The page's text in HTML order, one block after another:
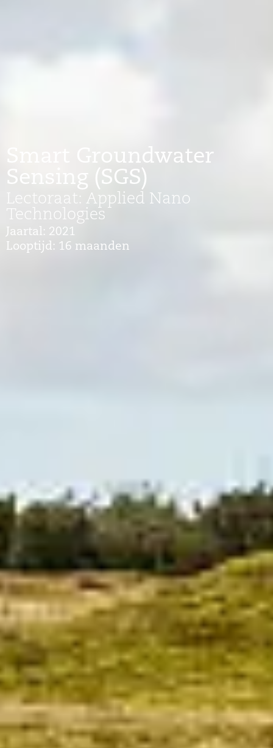
Smart Groundwater
Sensing (SGS)
Lectoraat: Applied Nano
Technologies
Jaartal: 2021
Looptijd: 16 maanden